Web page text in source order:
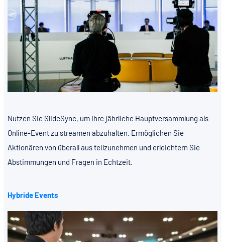
Nutzen Sie SlideSync, um Ihre jährliche Hauptversammlung als
Online-Event zu streamen abzuhalten. Ermöglichen Sie
Aktionären von überall aus teilzunehmen und erleichtern Sie
Abstimmungen und Fragen in Echtzeit.
Hybride Events